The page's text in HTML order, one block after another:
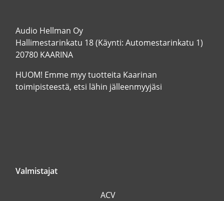
Audio Hellman Oy
Hallimestarinkatu 18 (Käynti: Automestarinkatu 1)
20780 KAARINA
HUOM! Emme myy tuotteita Kaarinan
toimipisteestä, etsi lähin jälleenmyyjäsi
Valmistajat
ACV